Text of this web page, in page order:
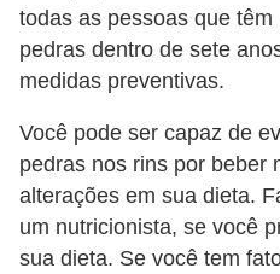
todas as pessoas que
pedras dentro de sete
medidas preventivas.
Você pode ser capaz de
pedras nos rins por beber
alterações em sua dieta.
um nutricionista, se você
sua dieta. Se você tem